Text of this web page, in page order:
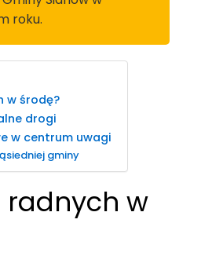
roku.
w środę?
drogi
w centrum uwagi
gminy
radnych w